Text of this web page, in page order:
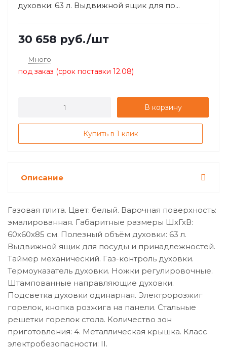
духовки: 63 л. Выдвижной ящик для по...
30 658 руб./шт
Много
под заказ (срок поставки 12.08)
В корзину
Купить в 1 клик
Описание
Газовая плита. Цвет: белый. Варочная поверхность:
эмалированная. Габаритные размеры ШхГхВ:
60х60х85 см. Полезный объём духовки: 63 л.
Выдвижной ящик для посуды и принадлежностей.
Таймер механический. Газ-контроль духовки.
Термоуказатель духовки. Ножки регулировочные.
Штампованные направляющие духовки.
Подсветка духовки одинарная. Электророзжиг
горелок, кнопка розжига на панели. Стальные
решетки горелок стола. Количество зон
приготовления: 4. Металлическая крышка. Класс
электробезопасности: II.